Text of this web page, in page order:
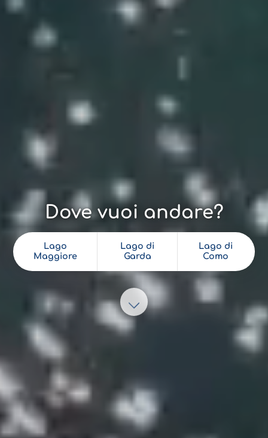
Dove vuoi andare?
Lago
Maggiore
Lago di
Garda
Lago di
Como